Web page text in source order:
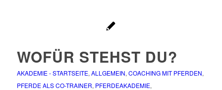
WOFÜR STEHST DU?
AKADEMIE - STARTSEITE, ALLGEMEIN, COACHING MIT PFERDEN,
PFERDE ALS CO-TRAINER, PFERDEAKADEMIE,